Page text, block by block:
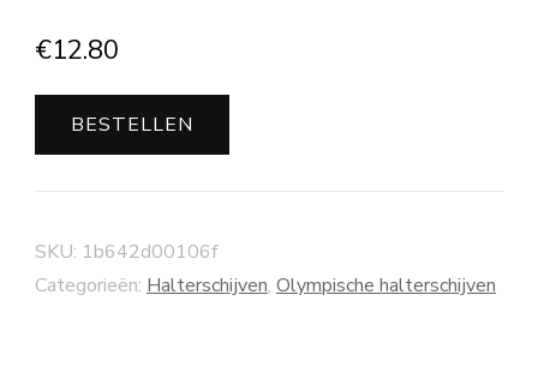
€12.80
BESTELLEN
SKU: 1b642d00106f
Categorieën: Halterschijven, Olympische halterschijven